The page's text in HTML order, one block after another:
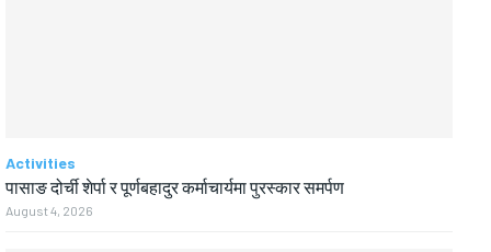
Activities
पासाङ दोर्ची शेर्पा र पूर्णबहादुर कर्माचार्यमा पुरस्कार समर्पण
August 4, 2026